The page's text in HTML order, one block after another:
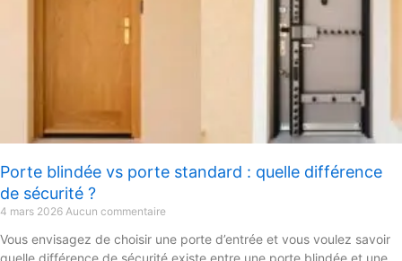
Porte blindée vs porte standard : quelle différence
de sécurité ?
4 mars 2026 Aucun commentaire
Vous envisagez de choisir une porte d’entrée et vous voulez savoir
quelle différence de sécurité existe entre une porte blindée et une